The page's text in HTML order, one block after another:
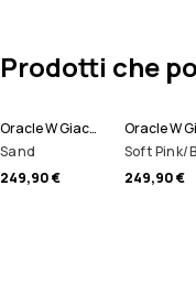
Prodotti che
Oracle W Giacca Sci Donna
Sand
249,90 €
249,90 €